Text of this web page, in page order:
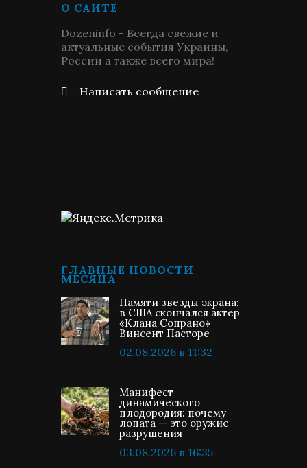
О САЙТЕ
Dozeninfo - Всегда свежие и
актуальные события Украины,
России а также всего мира!
Написать сообщение
ГЛАВНЫЕ НОВОСТИ
МЕСЯЦА
Памяти звезды экрана:
в США скончался актер
«Клана Сопрано»
Винсент Пасторе
02.08.2026 в 11:32
Манифест
динамического
плодородия: почему
лопата — это оружие
разрушения
03.08.2026 в 16:35